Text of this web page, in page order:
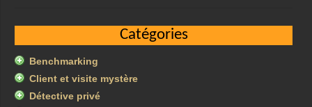
Catégories
Benchmarking
Client et visite mystère
Détective privé